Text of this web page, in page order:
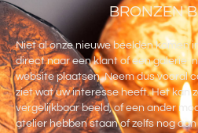
BRONZEN
Niet al onze nieuwe beelden komen
direct naar een klant of een galerie
website plaatsen. Neem dus vooral
ziet wat uw interesse heeft. Het kan
vergelijkbaar beeld, of een ander
atelier hebben staan of zelfs nog